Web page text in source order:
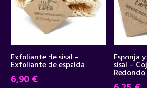
Exfoliante de sisal –
Exfoliante de espalda
6,90€
Esponja
sisal –
Redondo